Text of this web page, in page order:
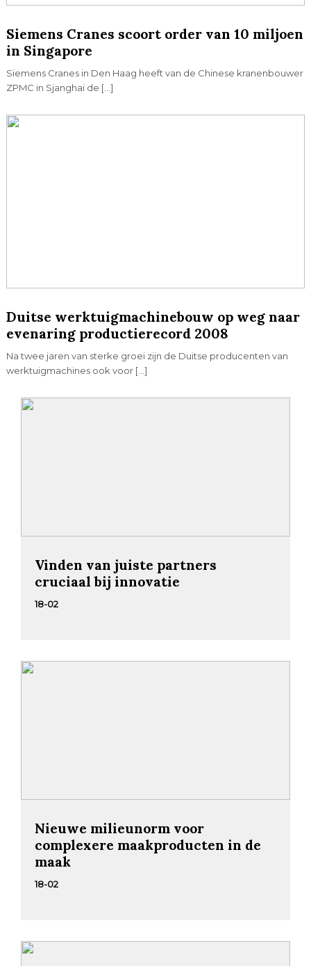
Siemens Cranes scoort order van 10 miljoen
in Singapore
Siemens Cranes in Den Haag heeft van de Chinese kranenbouwer
ZPMC in Sjanghai de […]
Duitse werktuigmachinebouw op weg naar
evenaring productierecord 2008
Na twee jaren van sterke groei zijn de Duitse producenten van
werktuigmachines ook voor […]
Vinden van juiste partners
cruciaal bij innovatie
18-02
Nieuwe milieunorm voor
complexere maakproducten in de
maak
18-02